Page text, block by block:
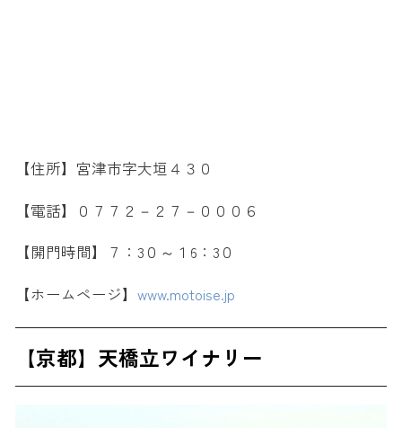
【住所】宮津市字大垣４３０
【電話】０７７２－２７－０００６
【開門時間】７：3０～１6：3０
【ホームページ】 www.motoise.jp
【京都】天橋立ワイナリー